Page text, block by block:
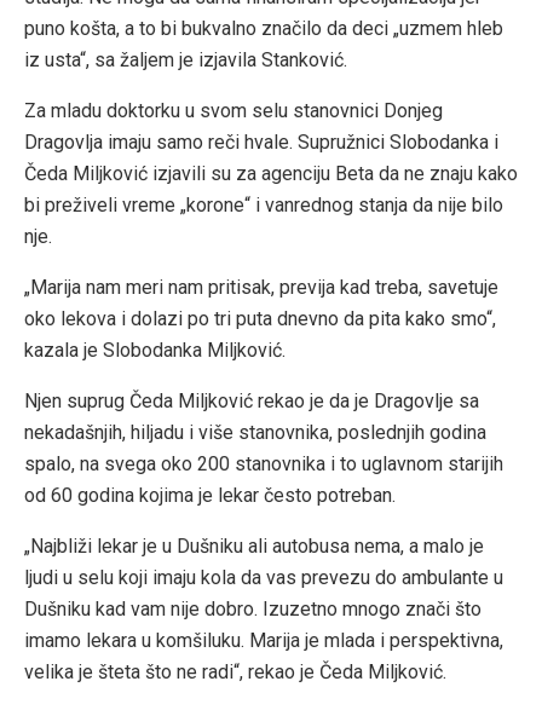
puno košta, a to bi bukvalno značilo da deci „uzmem hleb
iz usta“, sa žaljem je izjavila Stanković.
Za mladu doktorku u svom selu stanovnici Donjeg
Dragovlja imaju samo reči hvale. Supružnici Slobodanka i
Čeda Miljković izjavili su za agenciju Beta da ne znaju kako
bi preživeli vreme „korone“ i vanrednog stanja da nije bilo
nje.
„Marija nam meri nam pritisak, previja kad treba, savetuje
oko lekova i dolazi po tri puta dnevno da pita kako smo“,
kazala je Slobodanka Miljković.
Njen suprug Čeda Miljković rekao je da je Dragovlje sa
nekadašnjih, hiljadu i više stanovnika, poslednjih godina
spalo, na svega oko 200 stanovnika i to uglavnom starijih
od 60 godina kojima je lekar često potreban.
„Najbliži lekar je u Dušniku ali autobusa nema, a malo je
ljudi u selu koji imaju kola da vas prevezu do ambulante u
Dušniku kad vam nije dobro. Izuzetno mnogo znači što
imamo lekara u komšiluku. Marija je mlada i perspektivna,
velika je šteta što ne radi“, rekao je Čeda Miljković.